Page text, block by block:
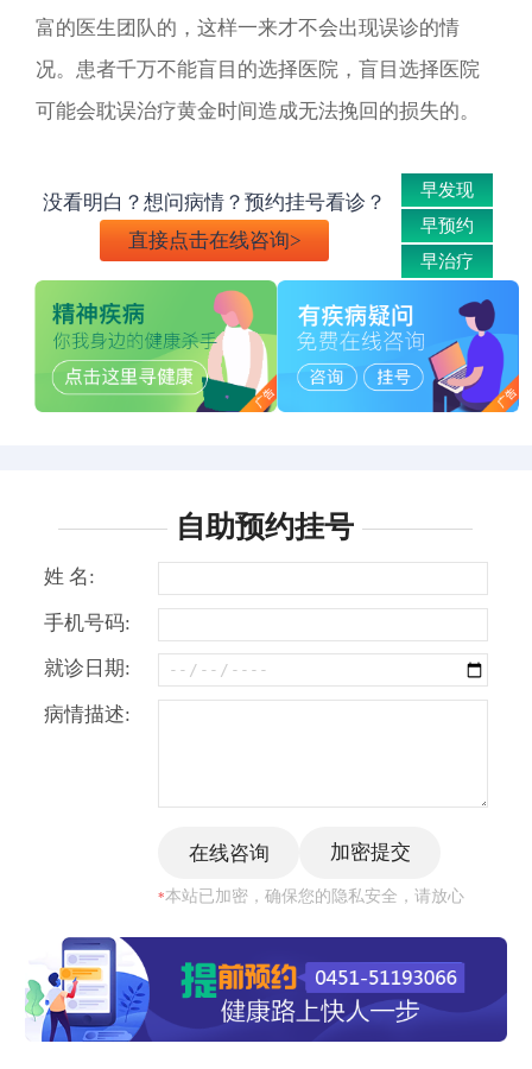
富的医生团队的，这样一来才不会出现误诊的情
况。患者千万不能盲目的选择医院，盲目选择医院
可能会耽误治疗黄金时间造成无法挽回的损失的。
没看明白？想问病情？预约挂号看诊？
直接点击在线咨询>
早发现
早预约
早治疗
自助预约挂号
姓 名:
手机号码:
就诊日期:
病情描述:
*本站已加密，确保您的隐私安全，请放心